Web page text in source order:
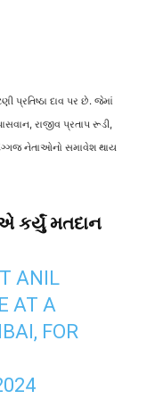
પ્રતિષ્ઠા દાવ પર છે. જેમાં
રાજીવ પ્રતાપ રૂડી,
નેતાઓનો સમાવેશ થાય
કર્યું મતદાન
ANIL
AT A
FOR